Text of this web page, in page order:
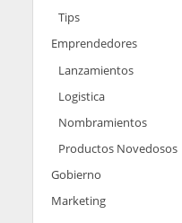
Tips
Emprendedores
Lanzamientos
Logistica
Nombramientos
Productos Novedosos
Gobierno
Marketing